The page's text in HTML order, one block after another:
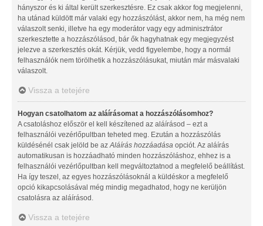
hányszor és ki által került szerkesztésre. Ez csak akkor fog megjelenni,
ha utánad küldött már valaki egy hozzászólást, akkor nem, ha még nem
válaszolt senki, illetve ha egy moderátor vagy egy adminisztrátor
szerkesztette a hozzászólásod, bár ők hagyhatnak egy megjegyzést
jelezve a szerkesztés okát. Kérjük, vedd figyelembe, hogy a normál
felhasználók nem törölhetik a hozzászólásukat, miután már másvalaki
válaszolt.
Vissza a tetejére
Hogyan csatolhatom az aláírásomat a hozzászólásomhoz?
A csatoláshoz először el kell készítened az aláírásod – ezt a
felhasználói vezérlőpultban teheted meg. Ezután a hozzászólás
küldésénél csak jelöld be az Aláírás hozzáadása opciót. Az aláírás
automatikusan is hozzáadható minden hozzászóláshoz, ehhez is a
felhasználói vezérlőpultban kell megváltoztatnod a megfelelő beállítást.
Ha így teszel, az egyes hozzászólásoknál a küldéskor a megfelelő
opció kikapcsolásával még mindig megadhatod, hogy ne kerüljön
csatolásra az aláírásod.
Vissza a tetejére